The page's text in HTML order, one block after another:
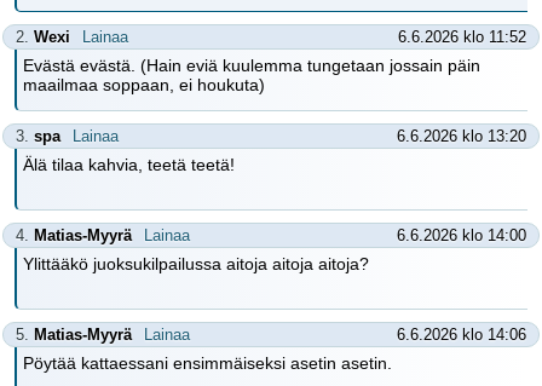
2. Wexi Lainaa 6.6.2026 klo 11:52
Evästä evästä. (Hain eviä kuulemma tungetaan jossain päin
maailmaa soppaan, ei houkuta)
3. spa Lainaa 6.6.2026 klo 13:20
Älä tilaa kahvia, teetä teetä!
4. Matias-Myyrä Lainaa 6.6.2026 klo 14:00
Ylittääkö juoksukilpailussa aitoja aitoja aitoja?
5. Matias-Myyrä Lainaa 6.6.2026 klo 14:06
Pöytää kattaessani ensimmäiseksi asetin asetin.